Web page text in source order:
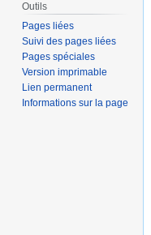
Outils
Pages liées
Suivi des pages liées
Pages spéciales
Version imprimable
Lien permanent
Informations sur la page